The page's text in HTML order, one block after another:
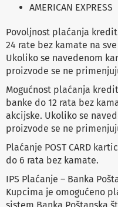
a
p
e
r
z
a
T
V
i
A
V
A
n
t
e
AMERICAN EXPRESS
Povoljnost plaćanja
24 rate bez kamate na
Ukoliko se navedenom
proizvode se ne
Mogućnost plaćanja
banke do 12 rata bez
akcijske. Ukoliko se
proizvode se ne
Plaćanje POST CARD
do 6 rata bez kamate.
IPS Plaćanje – Banka
Kupcima je omogućeno